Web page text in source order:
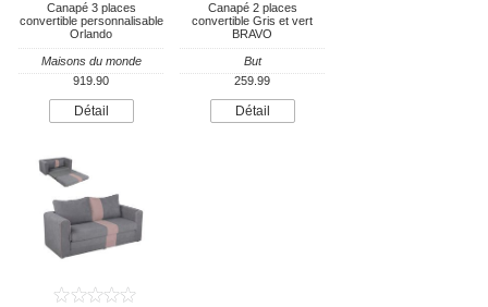
Canapé 3 places
convertible personnalisable
Orlando
Maisons du monde
919.90
Détail
Canapé 2 places
convertible Gris et vert
BRAVO
But
259.99
Détail